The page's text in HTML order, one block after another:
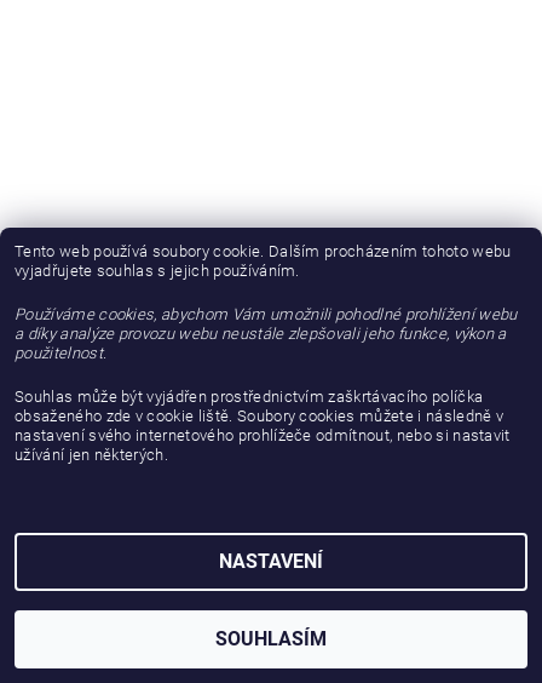
Tento web používá soubory cookie. Dalším procházením tohoto webu
vyjadřujete souhlas s jejich používáním.
Používáme cookies, abychom Vám umožnili pohodlné prohlížení webu
a díky analýze provozu webu neustále zlepšovali jeho funkce, výkon a
použitelnost.
Souhlas může být vyjádřen prostřednictvím zaškrtávacího políčka
obsaženého zde v cookie liště. Soubory cookies můžete i následně v
nastavení svého internetového prohlížeče odmítnout, nebo si nastavit
užívání jen některých.
NASTAVENÍ
SOUHLASÍM